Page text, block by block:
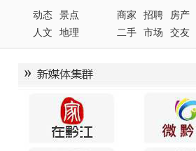
动态
景点
人文
地理
商家 招聘 房产
二手
市场 交友